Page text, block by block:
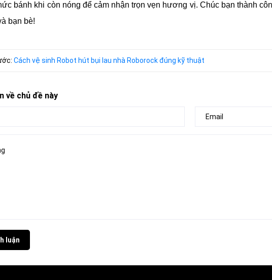
bánh khi còn nóng để cảm nhận trọn vẹn hương vị. Chúc bạn thành
bạn bè!
Cách vệ sinh Robot hút bụi lau nhà Roborock đúng kỹ thuật
về chủ đề này
luận